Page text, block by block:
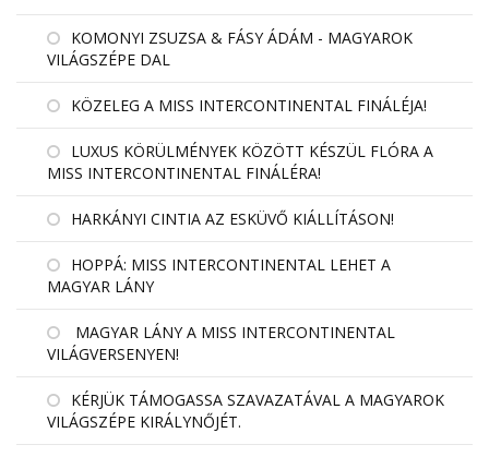
KOMONYI ZSUZSA & FÁSY ÁDÁM - MAGYAROK
VILÁGSZÉPE DAL
KÖZELEG A MISS INTERCONTINENTAL FINÁLÉJA!
LUXUS KÖRÜLMÉNYEK KÖZÖTT KÉSZÜL FLÓRA A
MISS INTERCONTINENTAL FINÁLÉRA!
HARKÁNYI CINTIA AZ ESKÜVŐ KIÁLLÍTÁSON!
HOPPÁ: MISS INTERCONTINENTAL LEHET A
MAGYAR LÁNY
MAGYAR LÁNY A MISS INTERCONTINENTAL
VILÁGVERSENYEN!
KÉRJÜK TÁMOGASSA SZAVAZATÁVAL A MAGYAROK
VILÁGSZÉPE KIRÁLYNŐJÉT.